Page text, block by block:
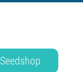
Seedshop